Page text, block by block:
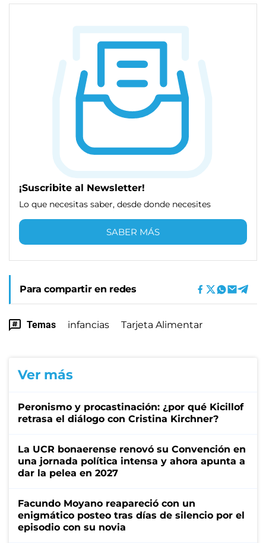
¡Suscribite al Newsletter!
Lo que necesitas saber, desde donde necesites
SABER MÁS
Para compartir en redes
Temas infancias Tarjeta Alimentar
Ver más
Peronismo y procastinación: ¿por qué Kicillof
retrasa el diálogo con Cristina Kirchner?
La UCR bonaerense renovó su Convención en
una jornada política intensa y ahora apunta a
dar la pelea en 2027
Facundo Moyano reapareció con un
enigmático posteo tras días de silencio por el
episodio con su novia